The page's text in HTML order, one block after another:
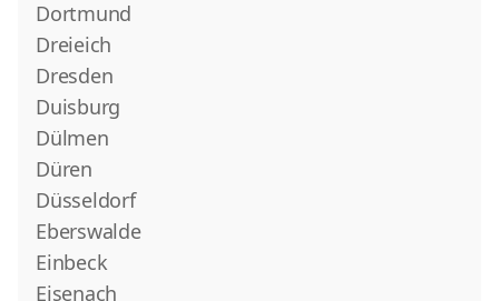
Dortmund
Dreieich
Dresden
Duisburg
Dülmen
Düren
Düsseldorf
Eberswalde
Einbeck
Eisenach